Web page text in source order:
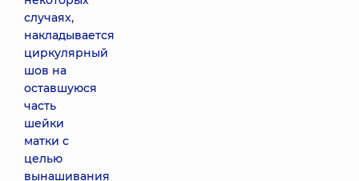
случаях,
накладывается
циркулярный
шов на
оставшуюся
часть
шейки
матки с
целью
вынашивания